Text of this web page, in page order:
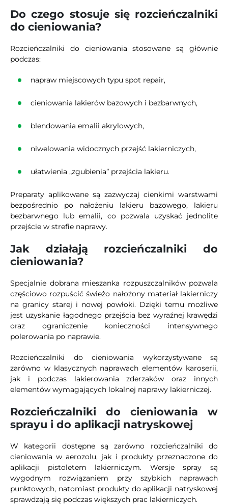
Do czego stosuje się rozcieńczalniki
do cieniowania?
Rozcieńczalniki do cieniowania stosowane są głównie
podczas:
napraw miejscowych typu spot repair,
cieniowania lakierów bazowych i bezbarwnych,
blendowania emalii akrylowych,
niwelowania widocznych przejść lakierniczych,
ułatwienia „zgubienia” przejścia lakieru.
Preparaty aplikowane są zazwyczaj cienkimi warstwami
bezpośrednio po nałożeniu lakieru bazowego, lakieru
bezbarwnego lub emalii, co pozwala uzyskać jednolite
przejście w strefie naprawy.
Jak działają rozcieńczalniki do
cieniowania?
Specjalnie dobrana mieszanka rozpuszczalników pozwala
częściowo rozpuścić świeżo nałożony materiał lakierniczy
na granicy starej i nowej powłoki. Dzięki temu możliwe
jest uzyskanie łagodnego przejścia bez wyraźnej krawędzi
oraz ograniczenie konieczności intensywnego
polerowania po naprawie.
Rozcieńczalniki do cieniowania wykorzystywane są
zarówno w klasycznych naprawach elementów karoserii,
jak i podczas lakierowania zderzaków oraz innych
elementów wymagających lokalnej naprawy lakierniczej.
Rozcieńczalniki do cieniowania w
sprayu i do aplikacji natryskowej
W kategorii dostępne są zarówno rozcieńczalniki do
cieniowania w aerozolu, jak i produkty przeznaczone do
aplikacji pistoletem lakierniczym. Wersje spray są
wygodnym rozwiązaniem przy szybkich naprawach
punktowych, natomiast produkty do aplikacji natryskowej
sprawdzają się podczas większych prac lakierniczych.